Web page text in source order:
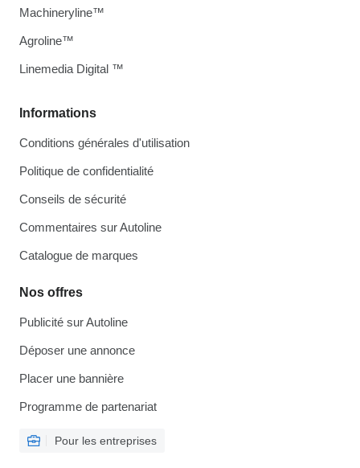
Informations
Conditions générales d'utilisation
Politique de confidentialité
Conseils de sécurité
Commentaires sur Autoline
Catalogue de marques
Nos offres
Publicité sur Autoline
Déposer une annonce
Placer une bannière
Programme de partenariat
Pour les entreprises
Machineryline™
Agroline™
Linemedia Digital ™